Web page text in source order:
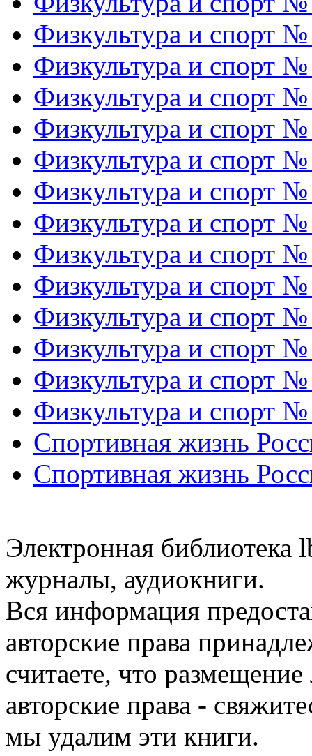
Физкультура и спорт
Физкультура и спорт
Физкультура и спорт
Физкультура и спорт
Физкультура и спорт
Физкультура и спорт
Физкультура и спорт
Физкультура и спорт
Физкультура и спорт
Физкультура и спорт
Физкультура и спорт
Физкультура и спорт
Физкультура и спорт
Спортивная жизнь
Спортивная жизнь
Электронная библиотека
журналы, аудиокниги.
Вся информация
авторские права
считаете, что
авторские права -
мы удалим эти книги.